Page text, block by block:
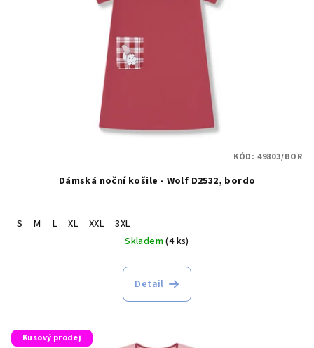
Dámská noční košile - Wolf D2532, bordo
S M L XL XXL
3XL
Skladem(4 ks)
Detail
KÓD: 49803/BOR
Kusový prodej